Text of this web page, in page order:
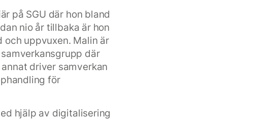
på SGU där hon bland
nio år tillbaka är hon
och uppvuxen. Malin är
där
driver samverkan
för
hjälp av digitalisering